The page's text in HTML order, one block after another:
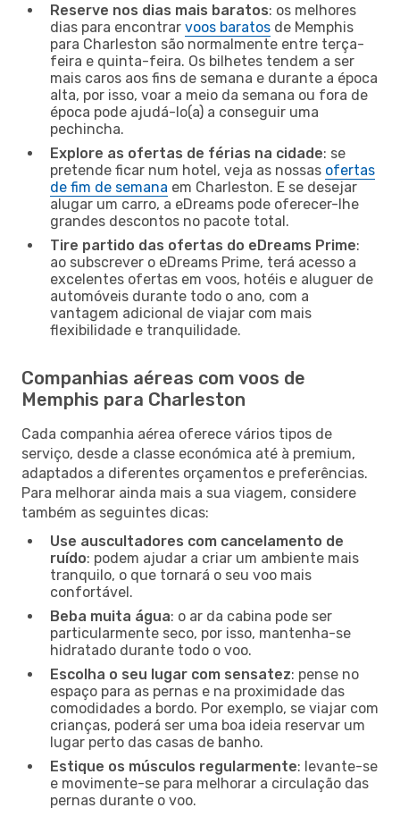
Reserve nos dias mais baratos: os melhores
dias para encontrar voos baratos de Memphis
para Charleston são normalmente entre terça-
feira e quinta-feira. Os bilhetes tendem a ser
mais caros aos fins de semana e durante a época
alta, por isso, voar a meio da semana ou fora de
época pode ajudá-lo(a) a conseguir uma
pechincha.
Explore as ofertas de férias na cidade: se
pretende ficar num hotel, veja as nossas ofertas
de fim de semana em Charleston. E se desejar
alugar um carro, a eDreams pode oferecer-lhe
grandes descontos no pacote total.
Tire partido das ofertas do eDreams Prime:
ao subscrever o eDreams Prime, terá acesso a
excelentes ofertas em voos, hotéis e aluguer de
automóveis durante todo o ano, com a
vantagem adicional de viajar com mais
flexibilidade e tranquilidade.
Companhias aéreas com voos de
Memphis para Charleston
Cada companhia aérea oferece vários tipos de
serviço, desde a classe económica até à premium,
adaptados a diferentes orçamentos e preferências.
Para melhorar ainda mais a sua viagem, considere
também as seguintes dicas:
Use auscultadores com cancelamento de
ruído: podem ajudar a criar um ambiente mais
tranquilo, o que tornará o seu voo mais
confortável.
Beba muita água: o ar da cabina pode ser
particularmente seco, por isso, mantenha-se
hidratado durante todo o voo.
Escolha o seu lugar com sensatez: pense no
espaço para as pernas e na proximidade das
comodidades a bordo. Por exemplo, se viajar com
crianças, poderá ser uma boa ideia reservar um
lugar perto das casas de banho.
Estique os músculos regularmente: levante-se
e movimente-se para melhorar a circulação das
pernas durante o voo.